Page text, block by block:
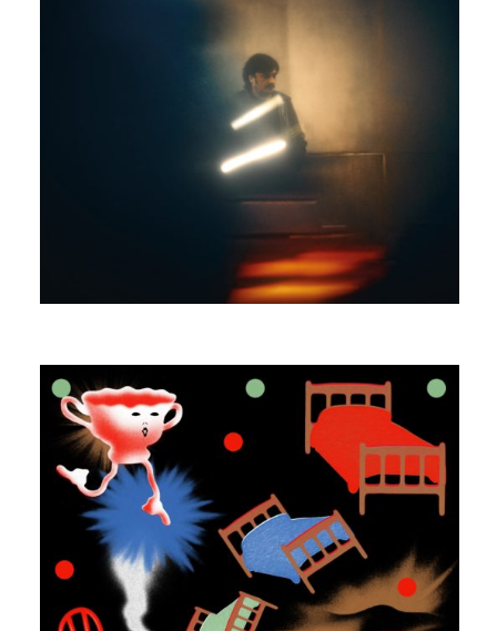
ECHOWAH ISLAND